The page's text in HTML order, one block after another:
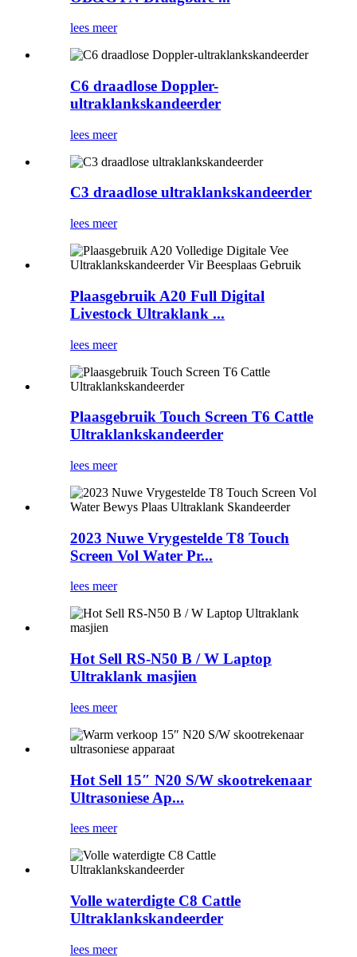
lees meer
C6 draadlose Doppler-
ultraklankskandeerder
lees meer
C3 draadlose ultraklankskandeerder
lees meer
Plaasgebruik A20 Full Digital
Livestock Ultraklank ...
lees meer
Plaasgebruik Touch Screen T6 Cattle
Ultraklankskandeerder
lees meer
2023 Nuwe Vrygestelde T8 Touch
Screen Vol Water Pr...
lees meer
Hot Sell RS-N50 ​​B / W Laptop
Ultraklank masjien
lees meer
Hot Sell 15″ N20 S/W skootrekenaar
Ultrasoniese Ap...
lees meer
Volle waterdigte C8 Cattle
Ultraklankskandeerder
lees meer